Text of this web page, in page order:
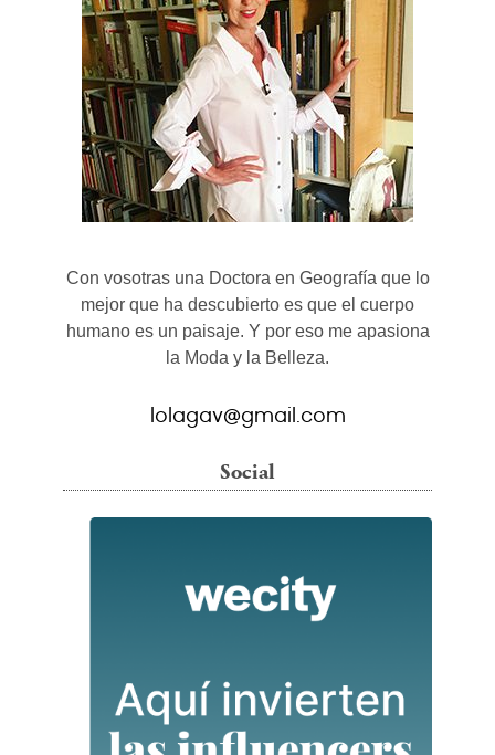
Con vosotras una Doctora en Geografía que lo
mejor que ha descubierto es que el cuerpo
humano es un paisaje. Y por eso me apasiona
la Moda y la Belleza.
lolagav@gmail.com
Social